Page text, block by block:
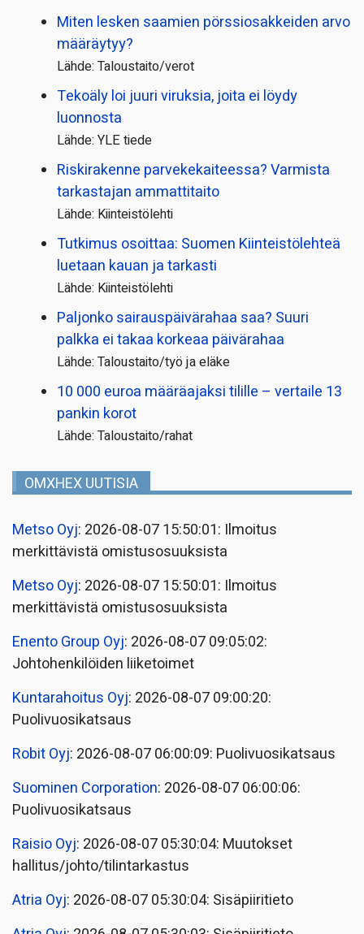
Miten lesken saamien pörssi­osakkeiden arvo
määräytyy?
Lähde: Taloustaito/verot
Tekoäly loi juuri viruksia, joita ei löydy
luonnosta
Lähde: YLE tiede
Riskirakenne parvekekaiteessa? Varmista
tarkastajan ammattitaito
Lähde: Kiinteistölehti
Tutkimus osoittaa: Suomen Kiinteistölehteä
luetaan kauan ja tarkasti
Lähde: Kiinteistölehti
Paljonko sairauspäivä­rahaa saa? Suuri
palkka ei takaa korkeaa päivärahaa
Lähde: Taloustaito/työ ja eläke
10 000 euroa määräajaksi tilille – vertaile 13
pankin korot
Lähde: Taloustaito/rahat
OMXHEX UUTISIA
Metso Oyj: 2026-08-07 15:50:01: Ilmoitus
merkittävistä omistusosuuksista
Metso Oyj: 2026-08-07 15:50:01: Ilmoitus
merkittävistä omistusosuuksista
Enento Group Oyj: 2026-08-07 09:05:02:
Johtohenkilöiden liiketoimet
Kuntarahoitus Oyj: 2026-08-07 09:00:20:
Puolivuosikatsaus
Robit Oyj: 2026-08-07 06:00:09: Puolivuosikatsaus
Suominen Corporation: 2026-08-07 06:00:06:
Puolivuosikatsaus
Raisio Oyj: 2026-08-07 05:30:04: Muutokset
hallitus/johto/tilintarkastus
Atria Oyj: 2026-08-07 05:30:04: Sisäpiiritieto